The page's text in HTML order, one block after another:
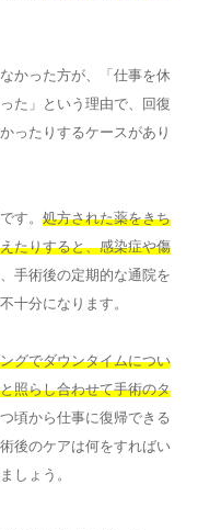
かった方が、「仕事を休
た」という理由で、回復
ったりするケースがあり
す。 処方された薬をきち
たりすると、感染症や傷
手術後の定期的な通院を
十分になります。
グでダウンタイムについ
照らし合わせて手術のタ
頃から仕事に復帰できる
後のケアは何をすればい
しょう。